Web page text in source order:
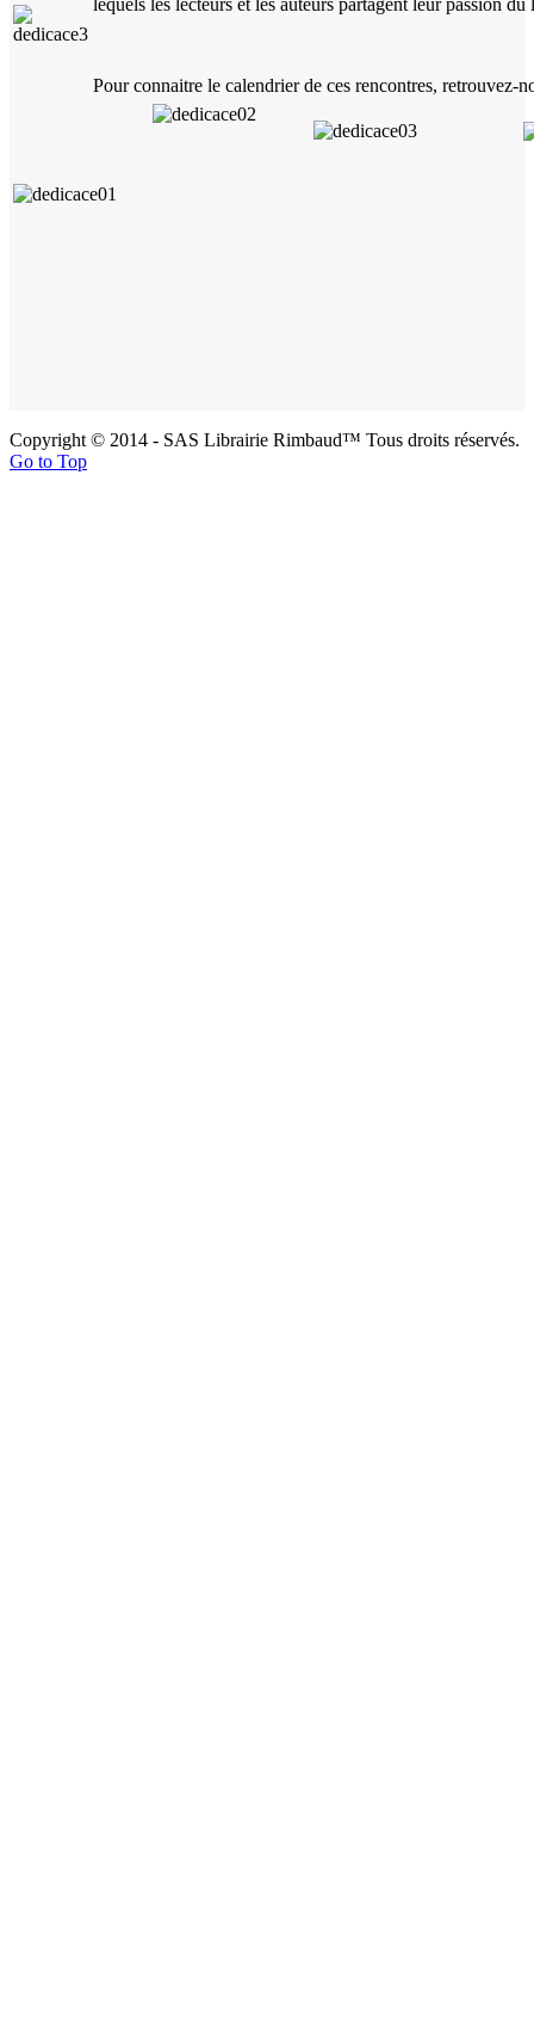
Pour connaitre le calendrier de ces rencontres, retrouvez-
Copyright © 2014 - SAS Librairie Rimbaud™ Tous droits réservés.
Go to Top